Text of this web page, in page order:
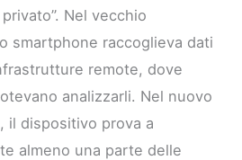
Nel vecchio
smartphone raccoglieva dati
remote, dove
analizzarli. Nel nuovo
il dispositivo prova a
almeno una parte delle